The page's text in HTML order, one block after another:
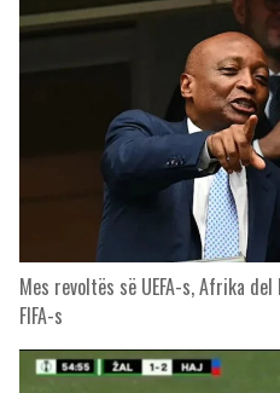
Mes revoltës së UEFA-s, Afrika
FIFA-s